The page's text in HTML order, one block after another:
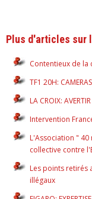
Plus d'articles sur
Contentieux de
TF1 20H:
LA CROIX:
Intervention
L'Association "
collective contre
Les points retirés
illégaux